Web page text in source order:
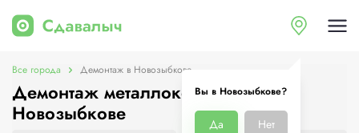
Вы в Новозыбкове?
Да Нет
Все города Демонтаж в Новозыбкове
Демонтаж металлоконструкций в
Новозыбкове